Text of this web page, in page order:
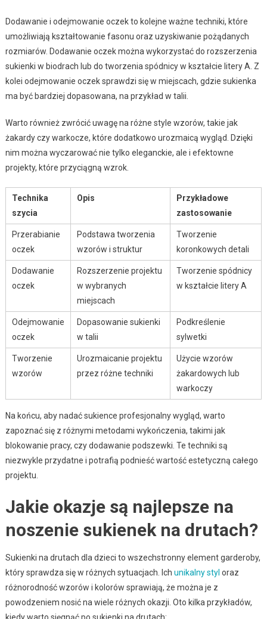
Dodawanie i odejmowanie oczek to kolejne ważne techniki, które
umożliwiają kształtowanie fasonu oraz uzyskiwanie pożądanych
rozmiarów. Dodawanie oczek można wykorzystać do rozszerzenia
sukienki w biodrach lub do tworzenia spódnicy w kształcie litery A. Z
kolei odejmowanie oczek sprawdzi się w miejscach, gdzie sukienka
ma być bardziej dopasowana, na przykład w talii.
Warto również zwrócić uwagę na różne style wzorów, takie jak
żakardy czy warkocze, które dodatkowo urozmaicą wygląd. Dzięki
nim można wyczarować nie tylko eleganckie, ale i efektowne
projekty, które przyciągną wzrok.
Technika
szycia
Opis
Przykładowe
zastosowanie
Przerabianie
oczek
Podstawa tworzenia
wzorów i struktur
Tworzenie
koronkowych detali
Dodawanie
oczek
Rozszerzenie projektu
w wybranych
miejscach
Tworzenie spódnicy
w kształcie litery A
Odejmowanie
oczek
Dopasowanie sukienki
w talii
Podkreślenie
sylwetki
Tworzenie
wzorów
Urozmaicanie projektu
przez różne techniki
Użycie wzorów
żakardowych lub
warkoczy
Na końcu, aby nadać sukience profesjonalny wygląd, warto
zapoznać się z różnymi metodami wykończenia, takimi jak
blokowanie pracy, czy dodawanie podszewki. Te techniki są
niezwykle przydatne i potrafią podnieść wartość estetyczną całego
projektu.
Jakie okazje są najlepsze na
noszenie sukienek na drutach?
Sukienki na drutach dla dzieci to wszechstronny element garderoby,
który sprawdza się w różnych sytuacjach. Ich unikalny styl oraz
różnorodność wzorów i kolorów sprawiają, że można je z
powodzeniem nosić na wiele różnych okazji. Oto kilka przykładów,